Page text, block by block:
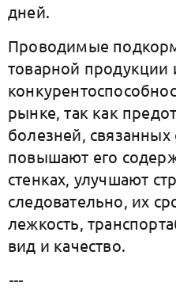
дней.
Проводимые
товарной продукции
рынке, так как
болезней,
повышают его
стенках, улучшают
следовательно, их
лежкость,
вид и качество.
---